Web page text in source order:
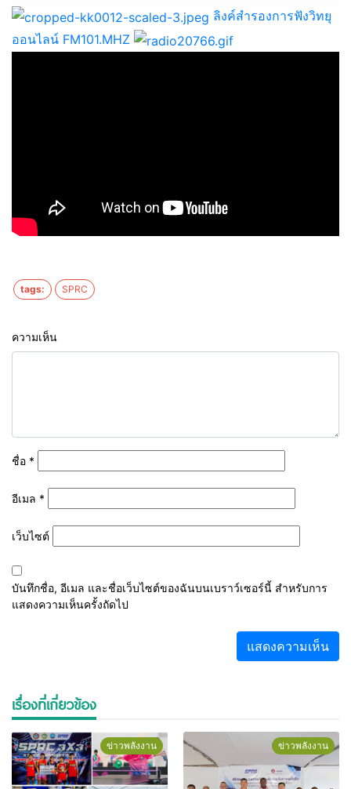
ลิงค์สำรองการฟังวิทยุ
ออนไลน์ FM101.MHZ
tags: SPRC
ความเห็น
ชื่อ *
อีเมล *
เว็บไซต์
บันทึกชื่อ, อีเมล และชื่อเว็บไซต์ของฉันบนเบราว์เซอร์นี้ สำหรับการ
แสดงความเห็นครั้งถัดไป
เรื่องที่เกี่ยวข้อง
ข่าวพลังงาน ข่าวพลังงาน